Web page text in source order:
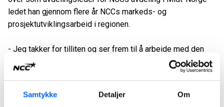
Samtykke Detaljer Om
ledet han gjennom flere år NCCs markeds- og
prosjektutviklingsarbeid i regionen.
- Jeg takker for tilliten og ser frem til å arbeide med den
videre utviklingen av divisjonen. Vi har gode planer for
veien videre og svært dyktige medarbeidere. Over tid har vi
avdelingene i Norge, og ved å bruke hele den nordiske